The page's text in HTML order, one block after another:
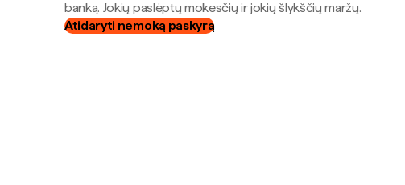
banką. Jokių paslėptų mokesčių ir jokių šlykščių maržų.
Atidaryti nemoką paskyrą